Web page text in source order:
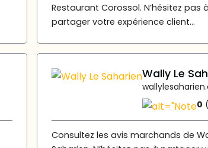
Restaurant Corossol. N’hésitez pas à
partager votre expérience client...
Wally Le
0
Consultez les avis marchands de